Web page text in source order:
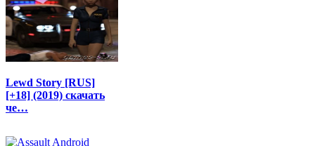
Lewd Story [RUS]
[+18] (2019) скачать
че…